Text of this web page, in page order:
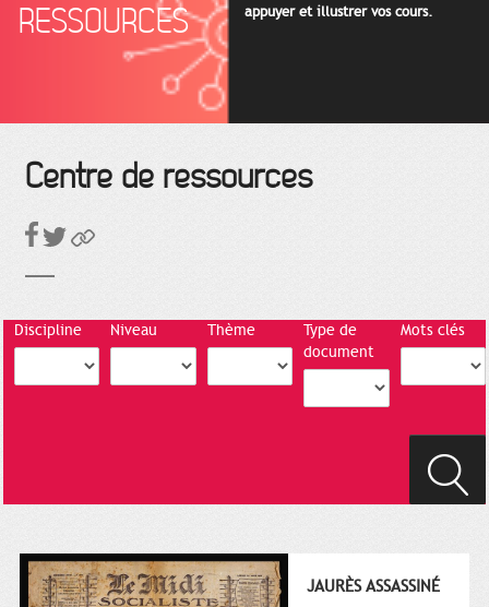
RESSOURCES
appuyer et illustrer vos cours.
Centre de ressources
Discipline Niveau Thème
Type de
document
Mots clés
JAURÈS ASSASSINÉ